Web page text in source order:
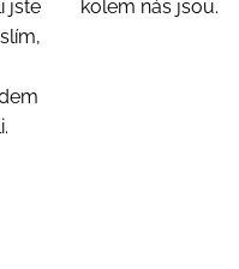
jste
kolem nás jsou.